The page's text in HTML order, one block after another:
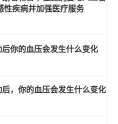
性疾病并加强医疗服务
你的血压会发生什么变化
，你的血压会发生什么变化